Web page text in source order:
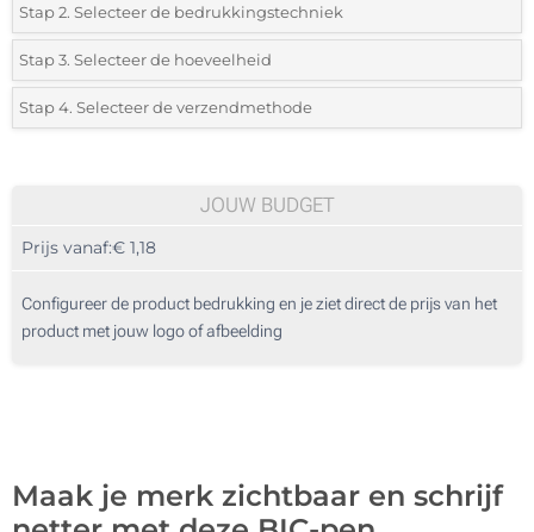
Stap 2. Selecteer de bedrukkingstechniek
*Selecteer de bedrukking en kleuren van het logo:
1 Kleur (Enkelzijdig)
Stap 3. Selecteer de hoeveelheid
*Selecteer uit de lijst of voeg het gewenste aantal in
500
2500
Stap 4. Selecteer de verzendmethode
JOUW BUDGET
Prijs vanaf:€ 1,18
Configureer de product bedrukking en je ziet direct de prijs van het
product met jouw logo of afbeelding
Maak je merk zichtbaar en schrijf